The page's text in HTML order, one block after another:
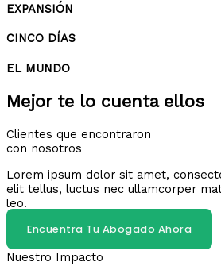
EXPANSIÓN
CINCO DÍAS
EL MUNDO
Mejor te lo cuenta ellos
Clientes que encontraron
con nosotros
Lorem ipsum dolor sit amet,
elit tellus, luctus nec ullamcorper
leo.
Encuentra Tu Abogado Ahora
Nuestro Impacto